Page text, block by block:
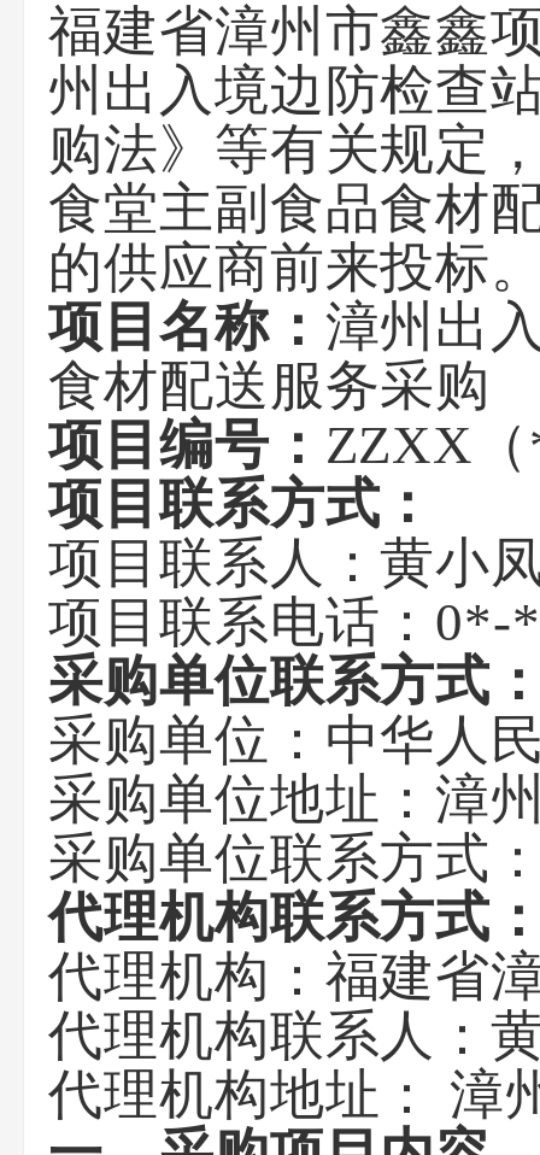
福建省漳州市鑫鑫
州出入境边防检查
购法》等有关规定
食堂主副食品食材
的供应商前来投标
项目名称： 漳州出
食材配送服务采购
项目编号： ZZXX
项目联系方式：
项目联系人：黄小
项目联系电话：0*-*
采购单位联系方式
采购单位：中华人
采购单位地址：漳
采购单位联系方式
代理机构联系方式
代理机构：福建省
代理机构联系人：
代理机构地址： 漳